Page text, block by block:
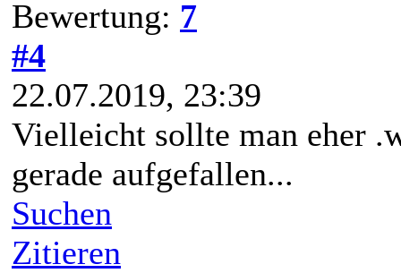
Bewertung: 7
#4
22.07.2019, 23:39
Vielleicht sollte man eher
gerade aufgefallen...
Suchen
Zitieren